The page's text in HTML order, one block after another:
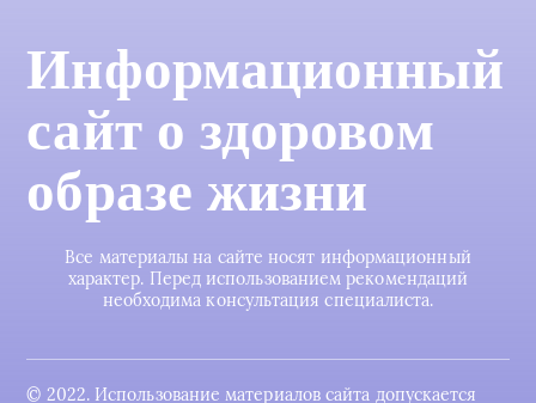
Информационный
сайт о здоровом
образе жизни
Все материалы на сайте носят информационный
характер. Перед использованием рекомендаций
необходима консультация специалиста.
© 2022. Использование материалов сайта допускается